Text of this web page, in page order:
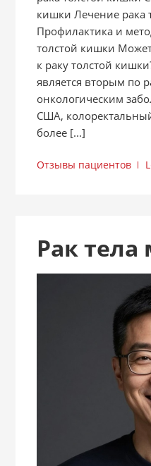
кишки Лечение рака
Профилактика и
толстой кишки
к раку толстой
является вторым по
онкологическим
США,
более [...]
Отзывы пациентов
Рак тела